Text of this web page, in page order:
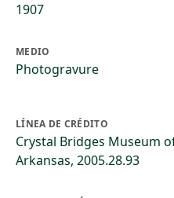
1907
MEDIO
Photogravure
LÍNEA DE CRÉDITO
Crystal Bridges Museum
Arkansas, 2005.28.93